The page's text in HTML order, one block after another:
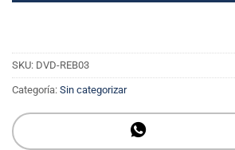
SKU: DVD-REB03
Categoría: Sin categorizar